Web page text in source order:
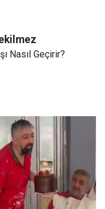
Nasıl Geçirir?